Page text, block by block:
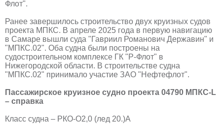
Флот".
Ранее завершилось строительство двух круизных судов
проекта МПКС. В апреле 2025 года в первую навигацию
в Самаре вышли суда "Гавриил Романович Державин" и
"МПКС.02". Оба судна были построены на
судостроительном комплексе ГК "Р-Флот" в
Нижегородской области. В строительстве судна
"МПКС.02" принимало участие ЗАО "Нефтефлот".
Пассажирское круизное судно проекта 04790 МПКС-L
– справка
Класс судна – РКО-О2,0 (лед 20.)А